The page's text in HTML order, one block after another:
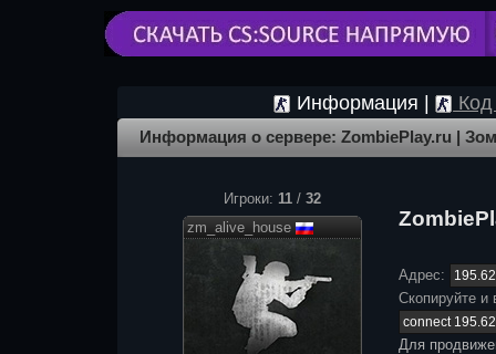
Информация |
Информация о сервере: ZombiePlay.ru |
Игроки: 11/ 32
zm_alive_house
Адрес:
Скопируйте и
Для